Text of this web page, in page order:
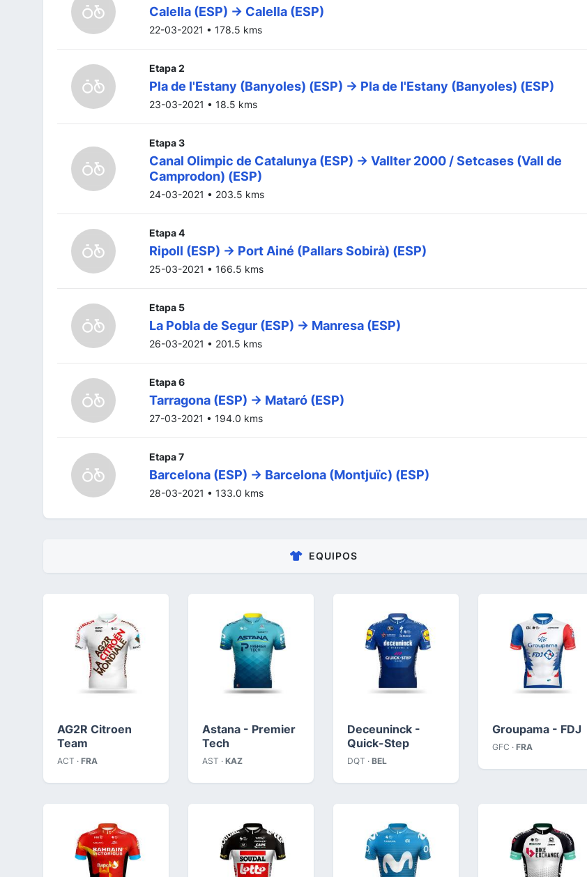
Calella (ESP) -> Calella (ESP)
22-03-2021 • 178.5 kms
Etapa 2
Pla de l'Estany (Banyoles) (ESP) -> Pla de l'Estany (Banyoles) (ESP)
23-03-2021 • 18.5 kms
Etapa 3
Canal Olimpic de Catalunya (ESP) -> Vallter 2000 / Setcases (Vall de
Camprodon) (ESP)
24-03-2021 • 203.5 kms
Etapa 4
Ripoll (ESP) -> Port Ainé (Pallars Sobirà) (ESP)
25-03-2021 • 166.5 kms
Etapa 5
La Pobla de Segur (ESP) -> Manresa (ESP)
26-03-2021 • 201.5 kms
Etapa 6
Tarragona (ESP) -> Mataró (ESP)
27-03-2021 • 194.0 kms
Etapa 7
Barcelona (ESP) -> Barcelona (Montjuïc) (ESP)
28-03-2021 • 133.0 kms
EQUIPOS
AG2R Citroen
Team
ACT · FRA
Astana - Premier
Tech
AST · KAZ
Deceuninck -
Quick-Step
DQT · BEL
Groupama - FDJ
GFC · FRA